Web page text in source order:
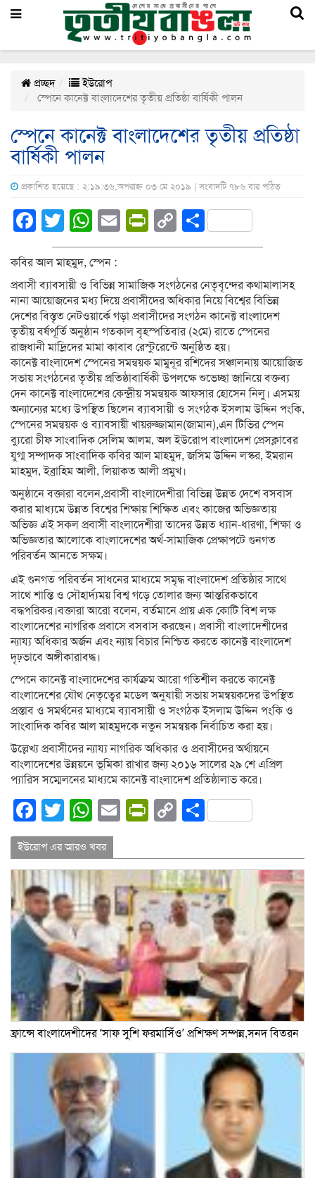
প্রচ্ছদ
ইউরোপ
স্পেনে কানেক্ট বাংলাদেশের তৃতীয় প্রতিষ্ঠা বার্ষিকী পালন
স্পেনে কানেক্ট বাংলাদেশের তৃতীয় প্রতিষ্ঠা
বার্ষিকী পালন
প্রকাশিত হয়েছে : ২:১৯:৩৬,অপরাহ্ন ০৩ মে ২০১৯ | সংবাদটি ৭৮৬ বার পঠিত
Facebook
Twitter
WhatsApp
EmailPrintFriendly
Copy
Link
Share
কবির আল মাহমুদ, স্পেন :
প্রবাসী ব্যাবসায়ী ও বিভিন্ন সামাজিক সংগঠনের নেতৃবৃন্দের কথামালাসহ
নানা আয়োজনের মধ্য দিয়ে প্রবাসীদের অধিকার নিয়ে বিশ্বের বিভিন্ন
দেশের বিস্তৃত নেটওয়ার্কে গড়া প্রবাসীদের সংগঠন কানেক্ট বাংলাদেশ
তৃতীয় বর্ষপূর্তি অনুষ্ঠান গতকাল বৃহস্পতিবার (২মে) রাতে স্পেনের
রাজধানী মাদ্রিদের মামা কাবাব রেস্টুরেন্টে অনুষ্ঠিত হয়।
কানেক্ট বাংলাদেশ স্পেনের সমন্বয়ক মামুনূর রশিদের সঞ্চালনায় আয়োজিত
সভায় সংগঠনের তৃতীয় প্রতিষ্ঠাবার্ষিকী উপলক্ষে শুভেচ্ছা জানিয়ে বক্তব্য
দেন কানেক্ট বাংলাদেশের কেন্দ্রীয় সমন্বয়ক আফসার হোসেন নিলু। এসময়
অন্যান্যের মধ্যে উপস্থিত ছিলেন ব্যাবসায়ী ও সংগঠক ইসলাম উদ্দিন পংকি,
স্পেনের সমন্বয়ক ও ব্যাবসায়ী খায়রুজ্জামান(জামান),এন টিভির স্পেন
ব্যুরো চীফ সাংবাদিক সেলিম আলম, অল ইউরোপ বাংলাদেশ প্রেসক্লাবের
যুগ্ম সম্পাদক সাংবাদিক কবির আল মাহমুদ, জসিম উদ্দিন লস্কর, ইমরান
মাহমুদ, ইব্রাহিম আলী, লিয়াকত আলী প্রমুখ।
অনুষ্ঠানে বক্তারা বলেন,প্রবাসী বাংলাদেশীরা বিভিন্ন উন্নত দেশে বসবাস
করার মাধ্যমে উন্নত বিশ্বের শিক্ষায় শিক্ষিত এবং কাজের অভিজ্ঞতায়
অভিজ্ঞ এই সকল প্রবাসী বাংলাদেশীরা তাদের উন্নত ধ্যান-ধারণা, শিক্ষা ও
অভিজ্ঞতার আলোকে বাংলাদেশের অর্থ-সামাজিক প্রেক্ষাপটে গুনগত
পরিবর্তন আনতে সক্ষম।
এই গুনগত পরিবর্তন সাধনের মাধ্যমে সমৃদ্ধ বাংলাদেশ প্রতিষ্ঠার সাথে
সাথে শান্তি ও সৌহার্দ্যময় বিশ্ব গড়ে তোলার জন্য আন্তরিকভাবে
বদ্ধপরিকর।বক্তারা আরো বলেন, বর্তমানে প্রায় এক কোটি বিশ লক্ষ
বাংলাদেশের নাগরিক প্রবাসে বসবাস করছেন। প্রবাসী বাংলাদেশীদের
ন্যায্য অধিকার অর্জন এবং ন্যায় বিচার নিশ্চিত করতে কানেক্ট বাংলাদেশ
দৃঢ়ভাবে অঙ্গীকারাবদ্ধ।
স্পেনে কানেক্ট বাংলাদেশের কার্যক্রম আরো গতিশীল করতে কানেক্ট
বাংলাদেশের যৌথ নেতৃত্বের মডেল অনুযায়ী সভায় সমন্বয়কদের উপস্থিত
প্রস্তাব ও সমর্থনের মাধ্যমে ব্যাবসায়ী ও সংগঠক ইসলাম উদ্দিন পংকি ও
সাংবাদিক কবির আল মাহমুদকে নতুন সমন্বয়ক নির্বাচিত করা হয়।
উল্লেখ্য প্রবাসীদের ন্যায্য নাগরিক অধিকার ও প্রবাসীদের অর্থায়নে
বাংলাদেশের উন্নয়নে ভূমিকা রাখার জন্য ২০১৬ সালের ২৯ শে এপ্রিল
প্যারিস সম্মেলনের মাধ্যমে কানেক্ট বাংলাদেশ প্রতিষ্ঠালাভ করে।
Facebook
Twitter
WhatsApp
EmailPrintFriendly
CopyShare
ইউরোপ এর আরও খবর
ফ্রান্সে বাংলাদেশীদের ‘সাফ সুশি ফরমাসিঁও’ প্রশিক্ষণ সম্পন্ন,সনদ বিতরন